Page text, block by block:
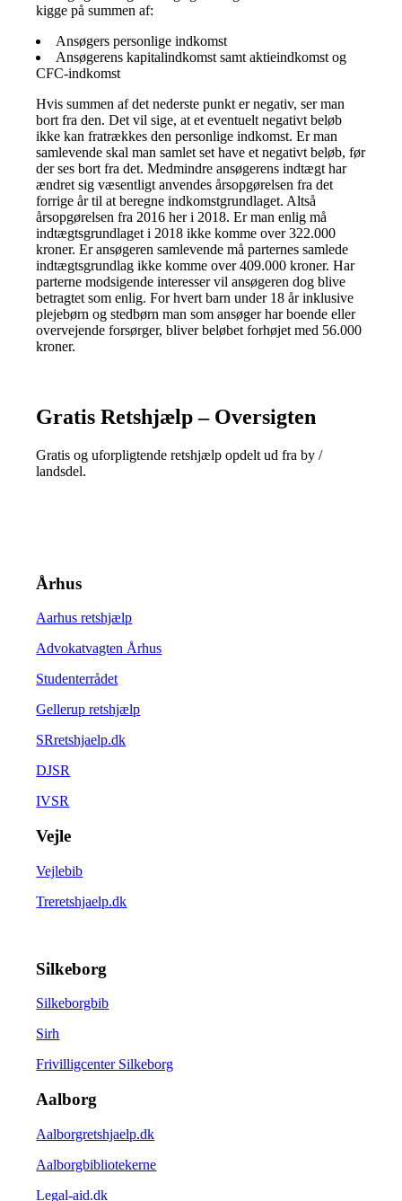
kigge på summen af:
Ansøgers personlige indkomst
Ansøgerens kapitalindkomst samt aktieindkomst og
CFC-indkomst
Hvis summen af det nederste punkt er negativ, ser man
bort fra den. Det vil sige, at et eventuelt negativt beløb
ikke kan fratrækkes den personlige indkomst. Er man
samlevende skal man samlet set have et negativt beløb, før
der ses bort fra det. Medmindre ansøgerens indtægt har
ændret sig væsentligt anvendes årsopgørelsen fra det
forrige år til at beregne indkomstgrundlaget. Altså
årsopgørelsen fra 2016 her i 2018. Er man enlig må
indtægtsgrundlaget i 2018 ikke komme over 322.000
kroner. Er ansøgeren samlevende må parternes samlede
indtægtsgrundlag ikke komme over 409.000 kroner. Har
parterne modsigende interesser vil ansøgeren dog blive
betragtet som enlig. For hvert barn under 18 år inklusive
plejebørn og stedbørn man som ansøger har boende eller
overvejende forsørger, bliver beløbet forhøjet med 56.000
kroner.
Gratis Retshjælp – Oversigten
Gratis og uforpligtende retshjælp opdelt ud fra by /
landsdel.
Århus
Aarhus retshjælp
Advokatvagten Århus
Studenterrådet
Gellerup retshjælp
SRretshjaelp.dk
DJSR
IVSR
Vejle
Vejlebib
Treretshjaelp.dk
Silkeborg
Silkeborgbib
Sirh
Frivilligcenter Silkeborg
Aalborg
Aalborgretshjaelp.dk
Aalborgbibliotekerne
Legal-aid.dk